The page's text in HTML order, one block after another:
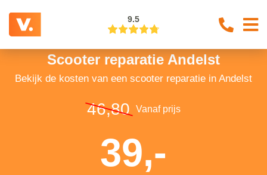
9.5
Scooter reparatie Andelst
Bekijk de kosten van een scooter reparatie in Andelst
46,80 Vanaf prijs
39,-